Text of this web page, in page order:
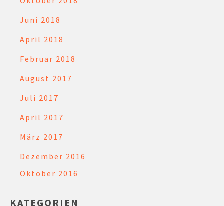
Juni 2018
April 2018
Februar 2018
August 2017
Juli 2017
April 2017
März 2017
Dezember 2016
Oktober 2016
KATEGORIEN